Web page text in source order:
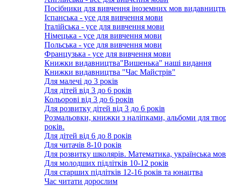
Посібники для вивчення іноземних мов
Іспанська - усе для вивчення мови
Італійська - усе для вивчення мови
Німецька - усе для вивчення мови
Польська - усе для вивчення мови
Французька - усе для вивчення мови
Книжки видавництва"Вишенька" наші видання
Книжки видавництва "Час Майстрів"
Для малечі до 3 років
Для дітей від 3 до 6 років
Кольорові від 3 до 6 років
Для розвитку дітей від 3 до 6 років
Розмальовки, книжки з наліпками, альбоми для
років.
Для дітей від 6 до 8 років
Для читачів 8-10 років
Для розвитку школярів. Математика, українська
Для молодших підлітків 10-12 років
Для старших підлітків 12-16 років та юнацтва
Час читати дорослим